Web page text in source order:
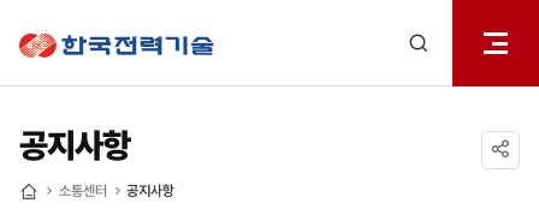
열기
공지사항
소통센터 공지사항